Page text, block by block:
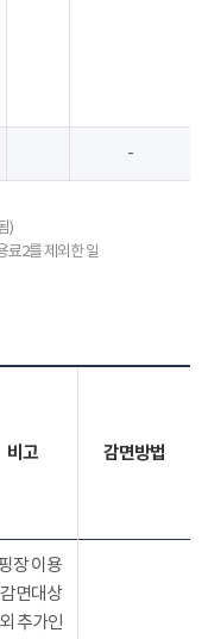
-
)
료2를 제외한 일
비고 감면방법
장 이용
면대상
추가인